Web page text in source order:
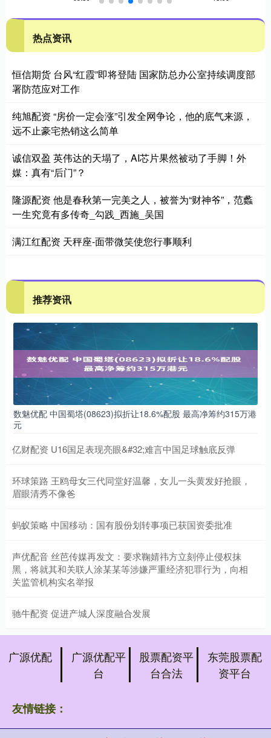
热点资讯
恒信期货 台风“红霞”即将登陆 国家防总办公室持续调度部
署防范应对工作
纯旭配资 “房价一定会涨”引发全网争论，他的底气来源，
远不止豪宅热销这么简单
诚信双盈 英伟达的天塌了，AI芯片果然被动了手脚！外
媒：真有“后门”？
隆源配资 他是春秋第一完美之人，被誉为“财神爷”，范蠡
一生究竟有多传奇_勾践_西施_吴国
满江红配资 天秤座-面带微笑使您行事顺利
推荐资讯
数魅优配 中国蜀塔(08623)拟折让18.6%配股 最高净筹约315万港
元
亿财配资 U16国足表现亮眼&#32;难言中国足球触底反弹
环球策路 王鸥母女三代同堂好温馨，女儿一头黄发好抢眼，
眉眼清秀不像爸
蚂蚁策略 中国移动：国有股份划转事项已获国资委批准
声优配音 丝芭传媒再发文：要求鞠婧祎方立刻停止侵权抹
黑，将就其和关联人涂某某等涉嫌严重经济犯罪行为，向相
关监管机构实名举报
驰牛配资 促进产城人深度融合发展
广源优配
广源优配平
台
股票配资平
台合法
东莞股票配
资平台
友情链接：